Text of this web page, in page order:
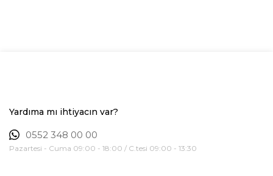
Yardıma mı ihtiyacın var?
0552 348 00 00
Pazartesi - Cuma 09:00 - 18:00 / C.tesi 09:00 - 13:30